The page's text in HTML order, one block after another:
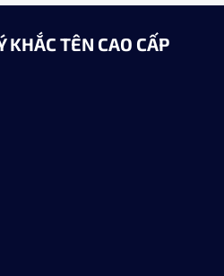
KHẮC TÊN CAO CẤP